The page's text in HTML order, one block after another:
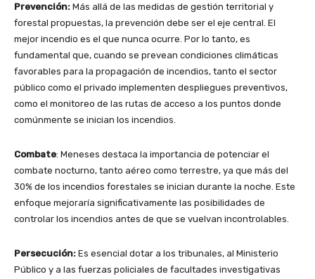
Prevención: Más allá de las medidas de gestión territorial y
forestal propuestas, la prevención debe ser el eje central. El
mejor incendio es el que nunca ocurre. Por lo tanto, es
fundamental que, cuando se prevean condiciones climáticas
favorables para la propagación de incendios, tanto el sector
público como el privado implementen despliegues preventivos,
como el monitoreo de las rutas de acceso a los puntos donde
comúnmente se inician los incendios.
Combate: Meneses destaca la importancia de potenciar el
combate nocturno, tanto aéreo como terrestre, ya que más del
30% de los incendios forestales se inician durante la noche. Este
enfoque mejoraría significativamente las posibilidades de
controlar los incendios antes de que se vuelvan incontrolables.
Persecución: Es esencial dotar a los tribunales, al Ministerio
Público y a las fuerzas policiales de facultades investigativas